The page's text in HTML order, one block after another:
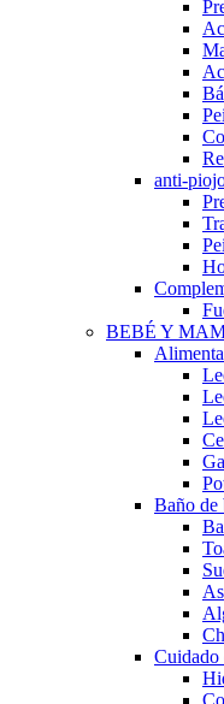
anti-
BEBÉ Y
Baño de
Cuidado